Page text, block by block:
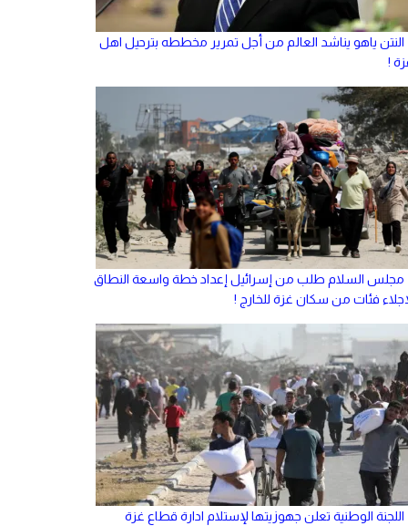
النتن ياهو يناشد العالم من أجل تمرير مخططه بترحيل اهل
!
مجلس السلام طلب من إسرائيل إعداد خطة واسعة النطاق
فئات من سكان غزة للخارج !
اللجنة الوطنية تعلن جهوزيتها لإستلام ادارة قطاع غزة